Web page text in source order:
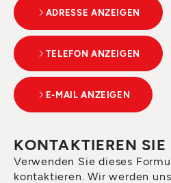
ADRESSE ANZEIGEN
TELEFON ANZEIGEN
E-MAIL ANZEIGEN
KONTAKTIEREN
Verwenden Sie dieses
kontaktieren. Wir werden